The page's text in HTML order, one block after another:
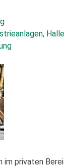
im privaten